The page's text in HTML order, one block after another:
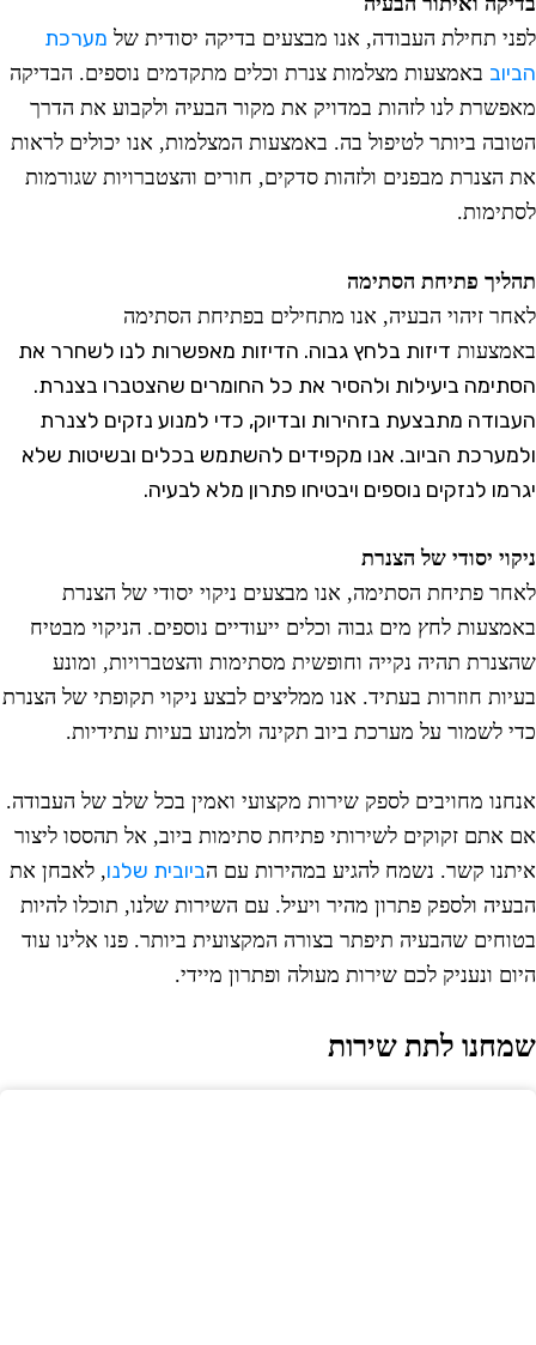
תחילת העבודה, אנו מבצעים בדיקה יסודית שלמערכת
באמצעות מצלמות צנרת וכלים מתקדמים נוספים. הבדיקה
לנו לזהות במדויק את מקור הבעיה ולקבוע את הדרך
ביותר לטיפול בה. באמצעות המצלמות, אנו יכולים לראות
הצנרת מבפנים ולזהות סדקים, חורים והצטברויות שגורמות
פתיחת הסתימה
זיהוי הבעיה, אנו מתחילים בפתיחת הסתימה
דיזותבלחץ גבוה. הדיזות מאפשרות לנו לשחרר את
ביעילות ולהסיר את כל החומרים שהצטברו בצנרת.
מתבצעת בזהירות ובדיוק, כדי למנוע נזקים לצנרת
הביוב. אנו מקפידים להשתמש בכלים ובשיטות שלא
לנזקים נוספים ויבטיחו פתרון מלא לבעיה.
יסודי של הצנרת
פתיחת הסתימה, אנו מבצעים ניקוי יסודי של הצנרת
לחץ מים גבוה וכלים ייעודיים נוספים. הניקוי מבטיח
תהיה נקייה וחופשית מסתימות והצטברויות, ומונע
חוזרות בעתיד. אנו ממליצים לבצע ניקוי תקופתי של הצנרת
לשמור על מערכת ביוב תקינה ולמנוע בעיות עתידיות.
מחויבים לספק שירות מקצועי ואמין בכל שלב של העבודה.
אתם זקוקים לשירותי פתיחת סתימות ביוב, אל תהססו ליצור
קשר. נשמח להגיע במהירות עם הביובית שלנו, לאבחן את
ולספק פתרון מהיר ויעיל. עם השירות שלנו, תוכלו להיות
שהבעיה תיפתר בצורה המקצועית ביותר. פנו אלינו עוד
ונעניק לכם שירות מעולה ופתרון מיידי.
לתת שירות